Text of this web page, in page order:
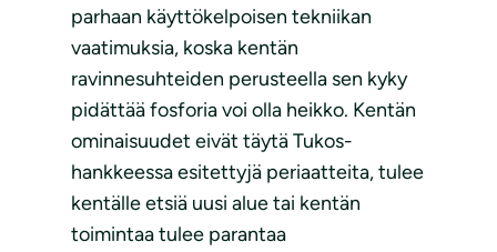
parhaan käyttökelpoisen tekniikan
vaatimuksia, koska kentän
ravinnesuhteiden perusteella sen kyky
pidättää fosforia voi olla heikko. Kentän
ominaisuudet eivät täytä Tukos-
hankkeessa esitettyjä periaatteita, tulee
kentälle etsiä uusi alue tai kentän
toimintaa tulee parantaa